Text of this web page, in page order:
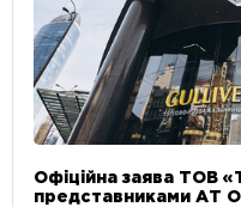
Офіційна заява ТОВ
представниками АТ